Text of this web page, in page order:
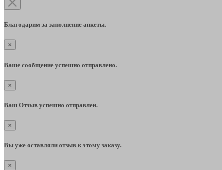
Благодарим за заполнение анкеты.
×
Ваше сообщение успешно отправлено.
×
Ваш Отзыв успешно отправлен.
×
Вы уже оставляли отзыв к этому заказу.
×